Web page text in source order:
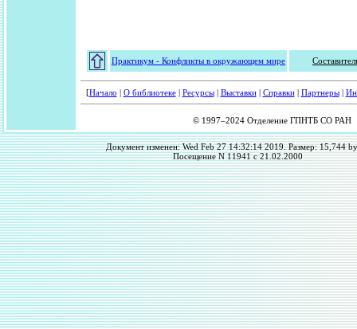
Практикум - Конфликты в окружающем мире
[Начало | О библиотеке| Ресурсы| Выставки| Справки| Партнеры|
© 1997–2024 Отделение ГПНТБ СО РАН
Документ изменен: Wed Feb 27 14:32:14 2019. Размер: 15,744
Посещение N 11941 с 21.02.2000